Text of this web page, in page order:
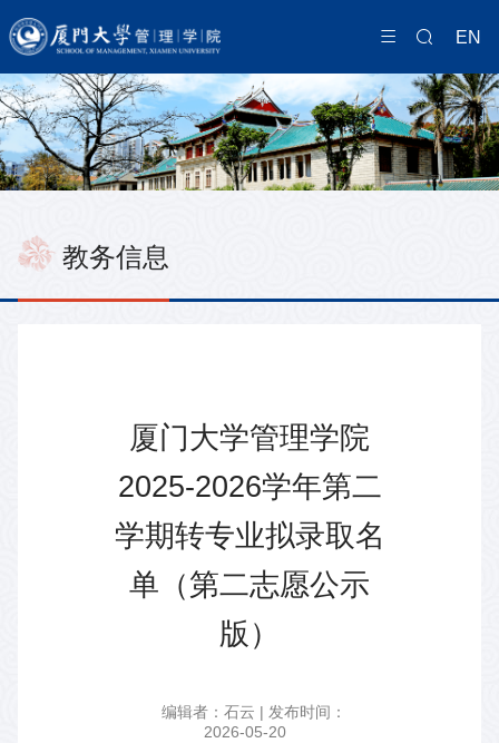
EN
教务信息
厦门大学管理学院
2025-2026学年第二
学期转专业拟录取名
单（第二志愿公示
版）
编辑者：石云 | 发布时间：
2026-05-20